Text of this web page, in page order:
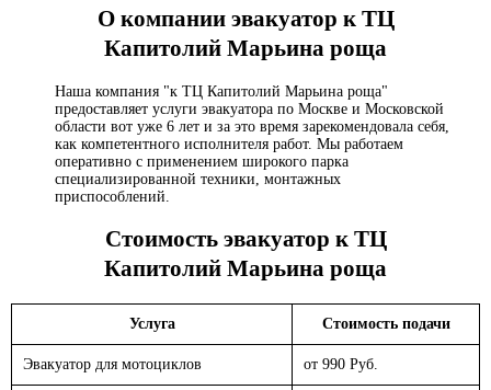
О компании эвакуатор к ТЦ
Капитолий Марьина роща
Наша компания "к ТЦ Капитолий Марьина роща"
предоставляет услуги эвакуатора по Москве и Московской
области вот уже 6 лет и за это время зарекомендовала себя,
как компетентного исполнителя работ. Мы работаем
оперативно с применением широкого парка
специализированной техники, монтажных
приспособлений.
Стоимость эвакуатор к ТЦ
Капитолий Марьина роща
Услуга Стоимость подачи
Эвакуатор для мотоциклов от 990 Руб.